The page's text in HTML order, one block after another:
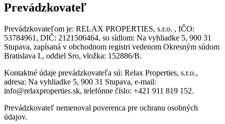
Prevádzkovateľ
Prevádzkovateľom je: RELAX PROPERTIES, s.r.o. , IČO:
53784961, DIČ: 2121506464, so sídlom: Na vyhliadke 5, 900 31
Stupava, zapísaná v obchodnom registri vedenom Okresným súdom
Bratislava I., oddiel Sro, vložka: 152886/B.
Kontaktné údaje prevádzkovateľa sú: Relax Properties, s.r.o.,
adresa: Na vyhliadke 5, 900 31 Stupava, e-mail:
info@relaxproperties.sk, telefónne číslo: +421 911 819 152.
Prevádzkovateľ nemenoval poverenca pre ochranu osobných
údajov.